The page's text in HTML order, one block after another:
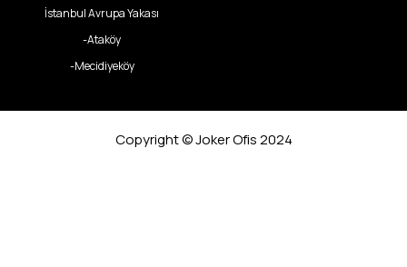
İstanbul Avrupa Yakası
-Ataköy
-Mecidiyeköy
Copyright © Joker Ofis 2024